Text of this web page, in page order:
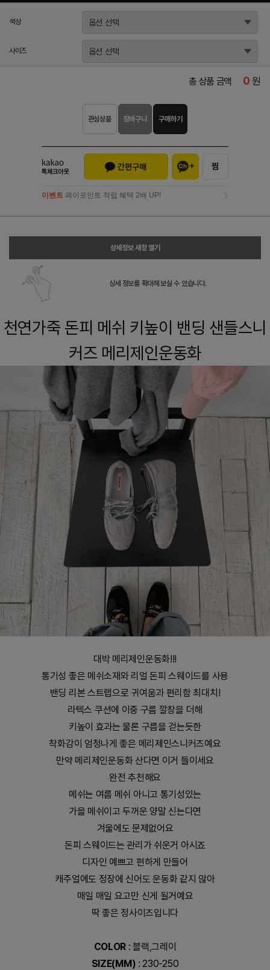
색상
사이즈
총 상품 금액 0 원
관심상품 장바구니 구매하기
이벤트 페이포인트 적립 혜택 2배 UP!
이벤트페이포인트 적립 혜택 2배 UP!
상세정보 새창 열기
상세 정보를 확대해 보실 수 있습니다.
천연가죽 돈피 메쉬 키높이 밴딩 샌들스니
커즈 메리제인운동화
대박 메리제인운동화!!!
통기성 좋은 메쉬소재와 리얼 돈피 스웨이드를 사용
밴딩 리본 스트랩으로 귀여움과 편리함 최대치!
라텍스 쿠션에 이중 구름 깔창을 더해
키높이 효과는 물론 구름을 걷는듯한
착화감이 엄청나게 좋은 메리제인스니커즈예요
만약 메리제인운동화 산다면 이거 들이세요
완전 추천해요
메쉬는 여름 메쉬 아니고 통기성있는
가을 메쉬이고 두꺼운 양말 신는다면
겨울에도 문제없어요
돈피 스웨이드는 관리가 쉬운거 아시죠
디자인 예쁘고 편하게 만들어
캐주얼에도 정장에 신어도 운동화 같지 않아
매일 매일 요고만 신게 될거예요
딱 좋은 정사이즈입니다
COLOR : 블랙,그레이
SIZE(MM) : 230-250